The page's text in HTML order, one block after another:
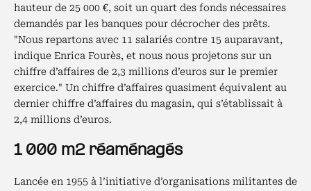
hauteur de 25 000 €, soit un quart des fonds nécessaires
demandés par les banques pour décrocher des prêts.
"Nous repartons avec 11 salariés contre 15 auparavant,
indique Enrica Fourès, et nous nous projetons sur un
chiffre d’affaires de 2,3 millions d’euros sur le premier
exercice." Un chiffre d’affaires quasiment équivalent au
dernier chiffre d’affaires du magasin, qui s’établissait à
2,4 millions d’euros.
1 000 m2 réaménagés
Lancée en 1955 à l’initiative d’organisations militantes de